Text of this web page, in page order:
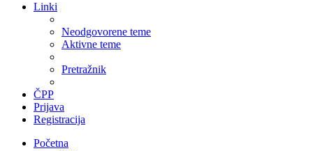
Linki
Neodgovorene teme
Aktivne teme
Pretražnik
ČPP
Prijava
Registracija
Početna